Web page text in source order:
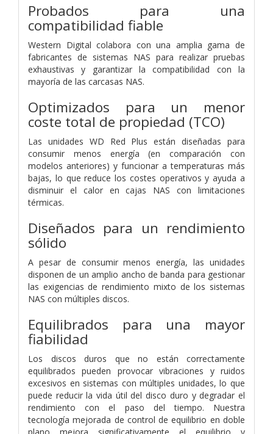
Probados para una
compatibilidad fiable
Western Digital colabora con una amplia gama de
fabricantes de sistemas NAS para realizar pruebas
exhaustivas y garantizar la compatibilidad con la
mayoría de las carcasas NAS.
Optimizados para un menor
coste total de propiedad (TCO)
Las unidades WD Red Plus están diseñadas para
consumir menos energía (en comparación con
modelos anteriores) y funcionar a temperaturas más
bajas, lo que reduce los costes operativos y ayuda a
disminuir el calor en cajas NAS con limitaciones
térmicas.
Diseñados para un rendimiento
sólido
A pesar de consumir menos energía, las unidades
disponen de un amplio ancho de banda para gestionar
las exigencias de rendimiento mixto de los sistemas
NAS con múltiples discos.
Equilibrados para una mayor
fiabilidad
Los discos duros que no están correctamente
equilibrados pueden provocar vibraciones y ruidos
excesivos en sistemas con múltiples unidades, lo que
puede reducir la vida útil del disco duro y degradar el
rendimiento con el paso del tiempo. Nuestra
tecnología mejorada de control de equilibrio en doble
plano mejora significativamente el equilibrio y